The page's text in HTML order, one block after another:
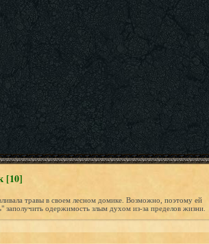
[10]
травы в своем лесном домике. Возможно, поэтому ей
заполучить одержимость злым духом из-за пределов жизни.